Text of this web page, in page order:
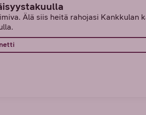
Älä siis heitä rahojasi Kankkulan